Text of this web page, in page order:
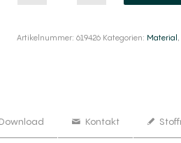
Artikelnummer:619426 Kategorien: Material,
Download Kontakt